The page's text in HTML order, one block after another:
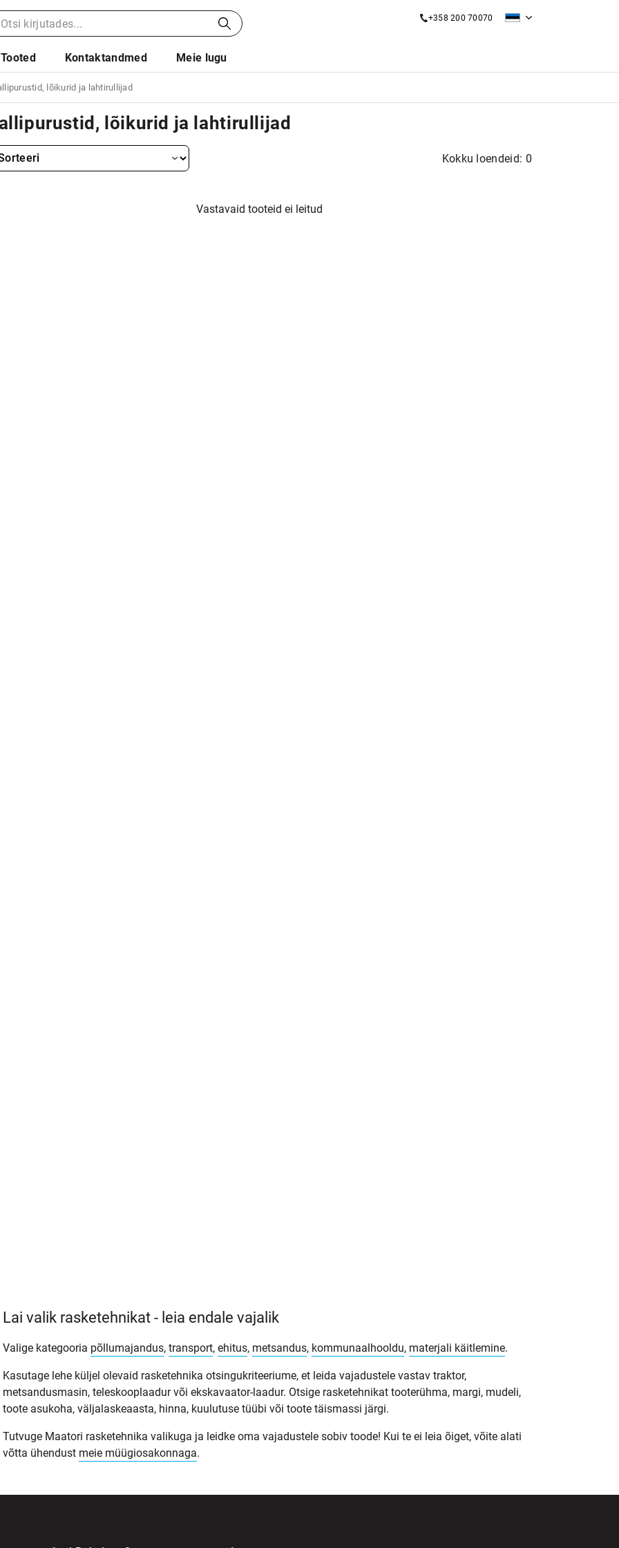
+358 200 70070
Tooted Kontaktandmed Meie lugu
lõikurid ja lahtirullijad
lõikurid ja lahtirullijad
Kokku loendeid: 0
Vastavaid tooteid ei leitud
Lai valik rasketehnikat - leia endale vajalik
Valige kategooria põllumajandus, transport, ehitus, metsandus, kommunaalhooldu, materjali käitlemine.
Kasutage lehe küljel olevaid rasketehnika otsingukriteeriume, et leida vajadustele vastav traktor,
metsandusmasin, teleskooplaadur või ekskavaator-laadur. Otsige rasketehnikat tooterühma, margi, mudeli,
toote asukoha, väljalaskeaasta, hinna, kuulutuse tüübi või toote täismassi järgi.
Tutvuge Maatori rasketehnika valikuga ja leidke oma vajadustele sobiv toode! Kui te ei leia õiget, võite alati
võtta ühendust meie müügiosakonnaga.